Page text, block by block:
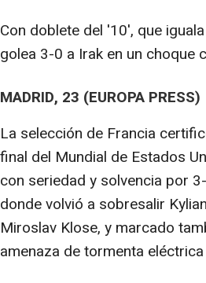
Con doblete del '10', que
golea 3-0 a Irak en un choque
MADRID, 23 (EUROPA PRESS)
La selección de Francia
final del Mundial de Estados
con seriedad y solvencia por
donde volvió a sobresalir
Miroslav Klose, y marcado
amenaza de tormenta